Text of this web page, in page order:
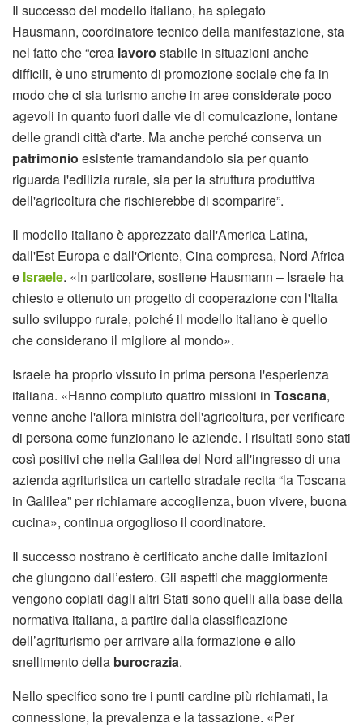
Il successo del modello italiano, ha spiegato
Hausmann, coordinatore tecnico della manifestazione, sta
nel fatto che “crea lavoro stabile in situazioni anche
difficili, è uno strumento di promozione sociale che fa in
modo che ci sia turismo anche in aree considerate poco
agevoli in quanto fuori dalle vie di comuicazione, lontane
delle grandi città d'arte. Ma anche perché conserva un
patrimonio esistente tramandandolo sia per quanto
riguarda l'edilizia rurale, sia per la struttura produttiva
dell'agricoltura che rischierebbe di scomparire”.
Il modello italiano è apprezzato dall'America Latina,
dall'Est Europa e dall'Oriente, Cina compresa, Nord Africa
e Israele. «In particolare, sostiene Hausmann – Israele ha
chiesto e ottenuto un progetto di cooperazione con l'Italia
sullo sviluppo rurale, poiché il modello italiano è quello
che considerano il migliore al mondo».
Israele ha proprio vissuto in prima persona l'esperienza
italiana. «Hanno compiuto quattro missioni in Toscana,
venne anche l'allora ministra dell'agricoltura, per verificare
di persona come funzionano le aziende. I risultati sono stati
così positivi che nella Galilea del Nord all'ingresso di una
azienda agrituristica un cartello stradale recita “la Toscana
in Galilea” per richiamare accoglienza, buon vivere, buona
cucina», continua orgoglioso il coordinatore.
Il successo nostrano è certificato anche dalle imitazioni
che giungono dall’estero. Gli aspetti che maggiormente
vengono copiati dagli altri Stati sono quelli alla base della
normativa italiana, a partire dalla classificazione
dell’agriturismo per arrivare alla formazione e allo
snellimento della burocrazia.
Nello specifico sono tre i punti cardine più richiamati, la
connessione, la prevalenza e la tassazione. «Per